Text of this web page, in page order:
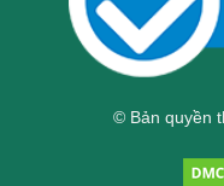
© Bản quyền